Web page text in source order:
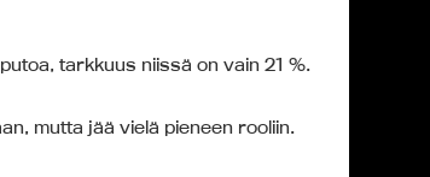
tarkkuus niissä on vain 21 %.
mutta jää vielä pieneen rooliin.